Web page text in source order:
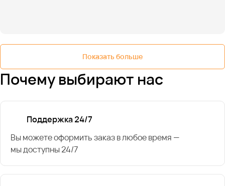
Показать больше
Почему выбирают нас
Поддержка 24/7
Вы можете оформить заказ в любое время —
мы доступны 24/7